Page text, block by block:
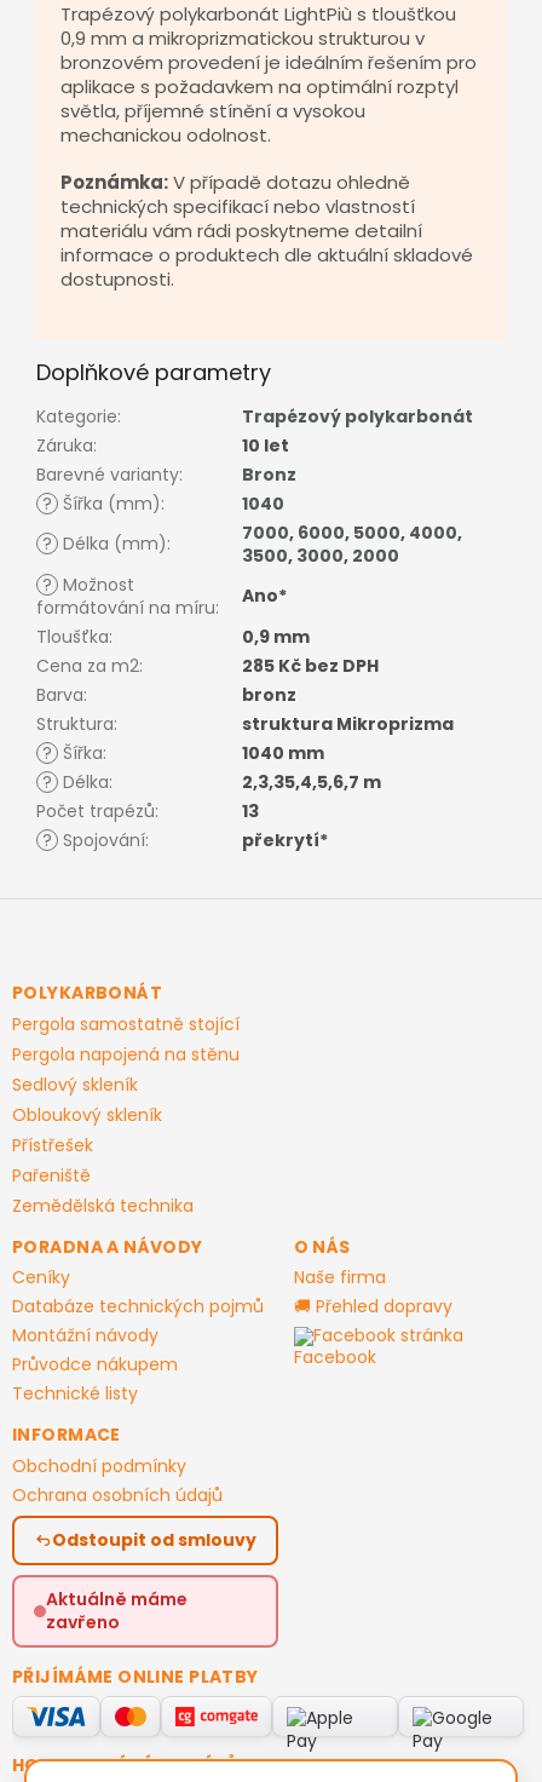
Trapézový polykarbonát LightPiù s tloušťkou
0,9 mm a mikroprizmatickou strukturou v
bronzovém provedení je ideálním řešením pro
aplikace s požadavkem na optimální rozptyl
světla, příjemné stínění a vysokou
mechanickou odolnost.
Poznámka:V případě dotazu ohledně
technických specifikací nebo vlastností
materiálu vám rádi poskytneme detailní
informace o produktech dle aktuální skladové
dostupnosti.
Doplňkové parametry
Kategorie:
Trapézový polykarbonát
Záruka:
10 let
Barevné varianty:
Bronz
? Šířka (mm):
1040
? Délka (mm): 7000, 6000, 5000, 4000,
3500, 3000, 2000
? Možnost
formátování na míru:
Ano*
Tloušťka:
0,9 mm
Cena za m2:
285 Kč bez DPH
Barva:
bronz
Struktura:
struktura Mikroprizma
? Šířka:
1040 mm
? Délka:
2,3,35,4,5,6,7 m
Počet trapézů:
13
? Spojování: překrytí*
Z
aPOLYKARBONÁT
Pergola samostatně stojící
Pergola napojená na stěnu
Sedlový skleník
Obloukový skleník
Přístřešek
Pařeniště
Zemědělská technika
PORADNA A NÁVODY
Ceníky
Databáze technických pojmů
Montážní návody
Průvodce nákupem
Technické listy
O NÁS
Naše firma
🚚 Přehled dopravy
Facebook stránka
INFORMACE
Obchodní podmínky
Ochrana osobních údajů
Odstoupit od smlouvy
Aktuálně máme
zavřeno
PŘIJÍMÁME ONLINE PLATBY
HODNOCENÍ ZÁKAZNÍKŮ